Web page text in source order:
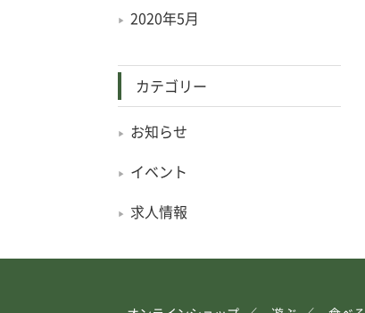
2020年5月
カテゴリー
お知らせ
イベント
求人情報